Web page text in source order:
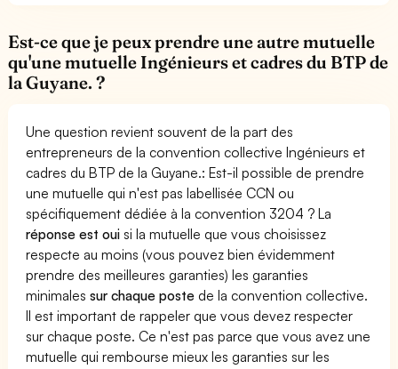
Est-ce que je peux prendre une autre mutuelle
qu'une mutuelle Ingénieurs et cadres du BTP de
la Guyane. ?
Une question revient souvent de la part des
entrepreneurs de la convention collective Ingénieurs et
cadres du BTP de la Guyane.: Est-il possible de prendre
une mutuelle qui n'est pas labellisée CCN ou
spécifiquement dédiée à la convention 3204 ? La
réponse est oui si la mutuelle que vous choisissez
respecte au moins (vous pouvez bien évidemment
prendre des meilleures garanties) les garanties
minimalessur chaque poste de la convention collective.
Il est important de rappeler que vous devez respecter
sur chaque poste. Ce n'est pas parce que vous avez une
mutuelle qui rembourse mieux les garanties sur les